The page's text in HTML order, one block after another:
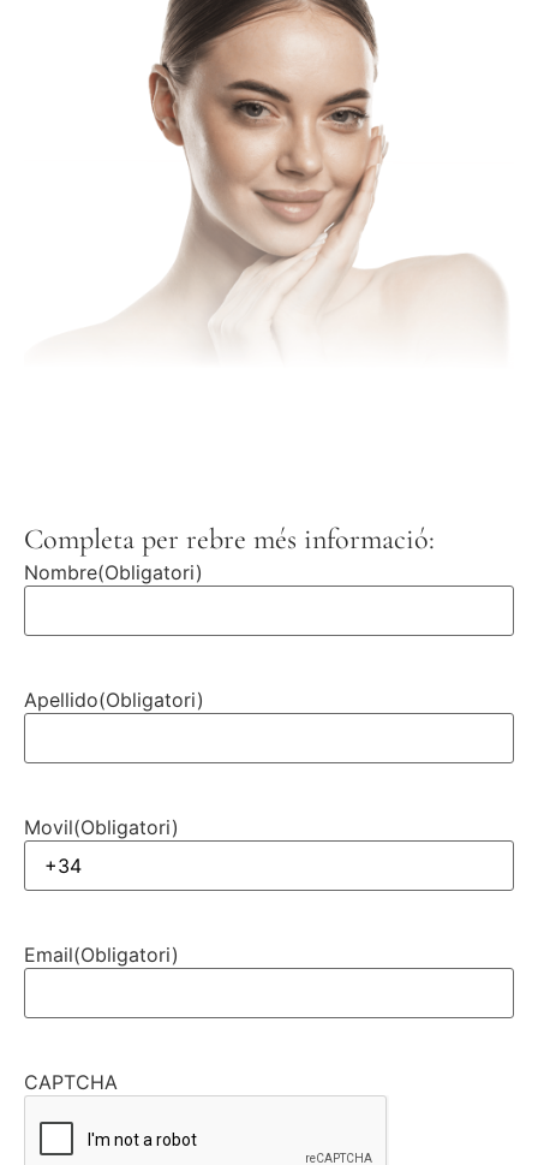
Completa per rebre més informació:
Nombre(Obligatori)
Apellido(Obligatori)
Movil(Obligatori)
Email(Obligatori)
CAPTCHA